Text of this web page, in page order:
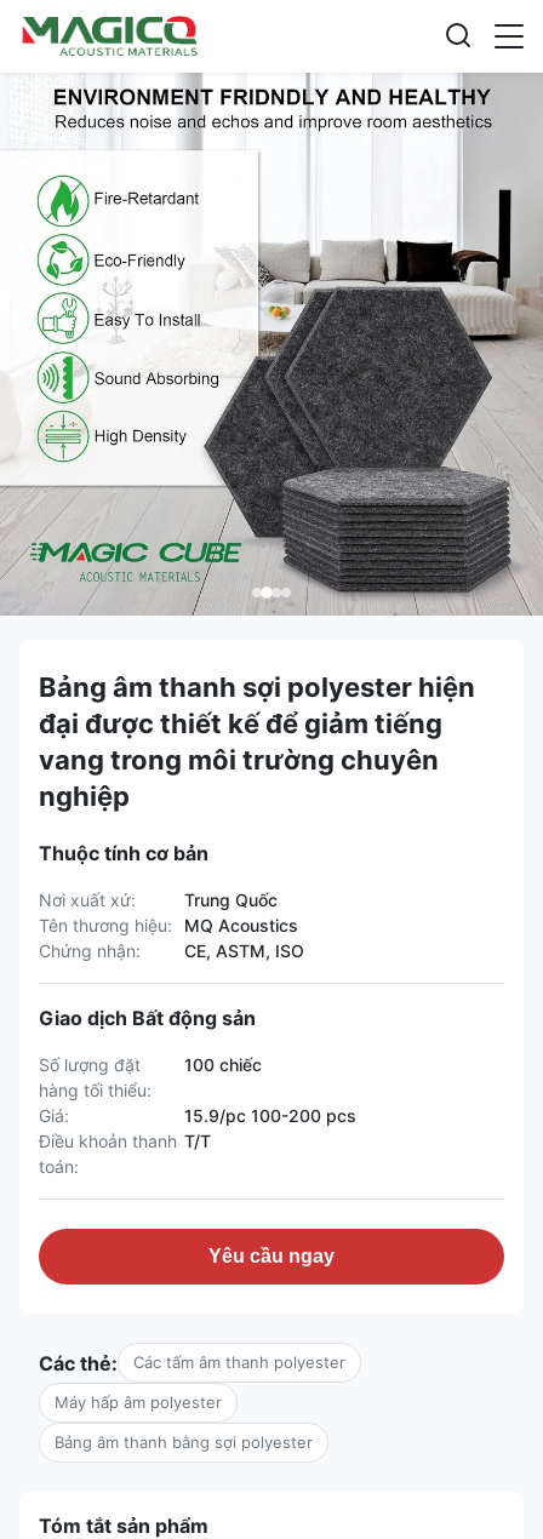
Bảng âm thanh sợi polyester hiện
đại được thiết kế để giảm tiếng
vang trong môi trường chuyên
nghiệp
Thuộc tính cơ bản
Nơi xuất xứ:
Trung Quốc
Tên thương hiệu:
MQ Acoustics
Chứng nhận:
CE, ASTM, ISO
Giao dịch Bất động sản
Số lượng đặt
hàng tối thiểu:
100 chiếc
Giá:
15.9/pc 100-200 pcs
Điều khoản thanh
toán:
T/T
Yêu cầu ngay
Các thẻ: Các tấm âm thanh polyester
Máy hấp âm polyester
Bảng âm thanh bằng sợi polyester
Tóm tắt sản phẩm